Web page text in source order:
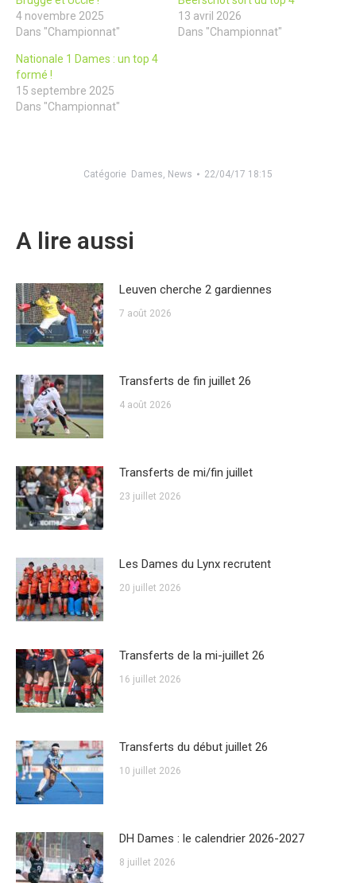
4 novembre 2025
Dans "Championnat"
13 avril 2026
Dans "Championnat"
Nationale 1 Dames : un top 4
formé !
15 septembre 2025
Dans "Championnat"
Catégorie Dames, News 22/04/17 18:15
A lire aussi
Leuven cherche 2 gardiennes
7 août 2026
Transferts de fin juillet 26
4 août 2026
Transferts de mi/fin juillet
23 juillet 2026
Les Dames du Lynx recrutent
20 juillet 2026
Transferts de la mi-juillet 26
16 juillet 2026
Transferts du début juillet 26
10 juillet 2026
DH Dames : le calendrier 2026-2027
8 juillet 2026